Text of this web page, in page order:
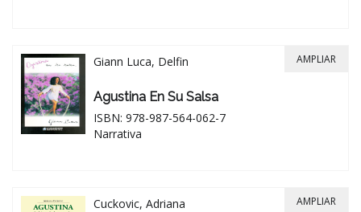
Giann Luca, Delfin
Agustina En Su Salsa
ISBN: 978-987-564-062-7
Narrativa
AMPLIAR
Cuckovic, Adriana AMPLIAR